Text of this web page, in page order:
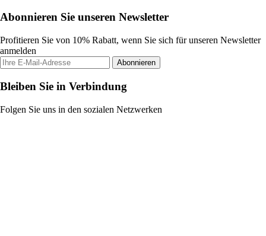
Abonnieren Sie unseren Newsletter
Profitieren Sie von 10% Rabatt, wenn Sie sich für unseren Newsletter
anmelden
Abonnieren
Bleiben Sie in Verbindung
Folgen Sie uns in den sozialen Netzwerken